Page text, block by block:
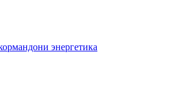
энергетика